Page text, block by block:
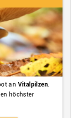
an Vitalpilzen
höchster